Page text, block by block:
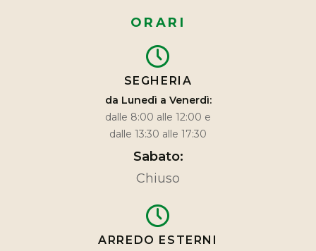
ORARI
SEGHERIA
da Lunedì a Venerdì:
dalle 8:00 alle 12:00 e
dalle 13:30 alle 17:30
Sabato:
Chiuso
ARREDO ESTERNI